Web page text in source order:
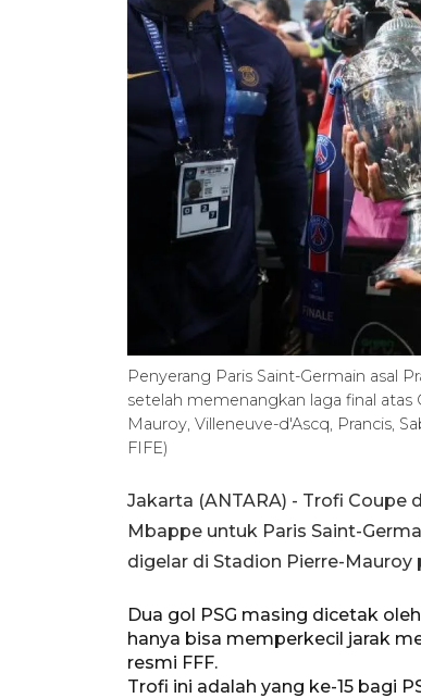
Penyerang Paris Saint-Germain asal
setelah memenangkan laga final
Mauroy, Villeneuve-d'Ascq, Prancis,
FIFE)
Jakarta (ANTARA) - Trofi Coupe
Mbappe untuk Paris Saint-
digelar di Stadion Pierre-Mauroy
Dua gol PSG masing dicetak
hanya bisa memperkecil jarak
resmi FFF.
Trofi ini adalah yang ke-15 bagi